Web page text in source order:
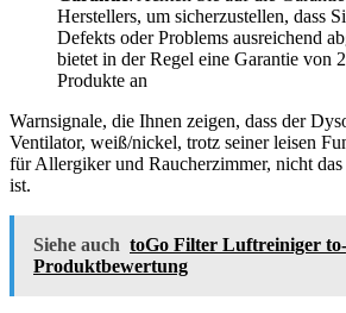
Herstellers, um sicherzustellen, dass
Defekts oder Problems ausreichend
bietet in der Regel eine Garantie von
Produkte an
Warnsignale, die Ihnen zeigen, dass der
Ventilator, weiß/nickel, trotz seiner leisen
für Allergiker und Raucherzimmer, nicht
ist.
Siehe auch toGo Filter Luftreiniger
Produktbewertung